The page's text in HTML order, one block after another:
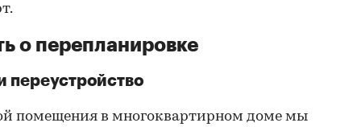
о перепланировке
переустройство
помещения в многоквартирном доме мы